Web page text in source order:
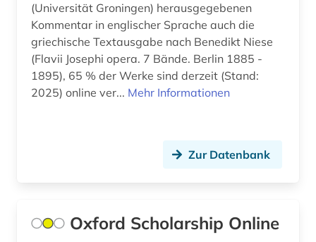
avantgarde (1)
axel oxenstierna (1)
bad kissingen (1)
ballett (1)
Osteuropa (21)
Ostmitteleuropa (7)
Palaestina (3)
Rumänien (3)
(Universität Groningen) herausgegebenen
Kommentar in englischer Sprache auch die
griechische Textausgabe nach Benedikt Niese
(Flavii Josephi opera. 7 Bände. Berlin 1885 -
1895), 65 % der Werke sind derzeit (Stand:
2025) online ver... Mehr Informationen
Zur Datenbank
Oxford Scholarship Online